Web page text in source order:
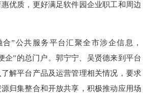
优质，更好满足软件园企业职工和周边
公共服务平台汇聚全市涉企信息，
企”的总门户。郭宁宁、吴贤德来到平台
解平台产品及运营管理相关情况，要求
归集整合和开放共享，积极推动应用场